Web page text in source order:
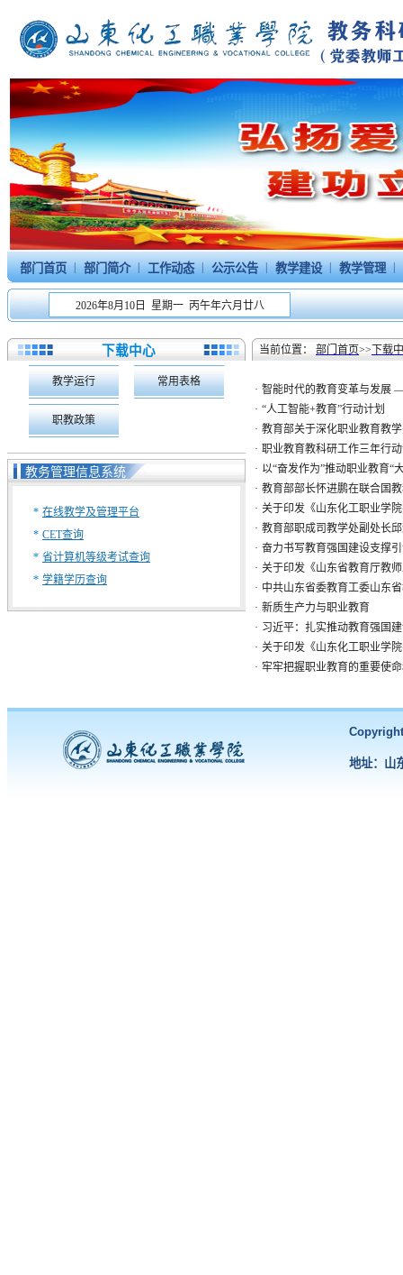
部门首页 | 部门简介 | 工作动态 | 公示公告 | 教学建设 | 教学管理 |
2026年8月10日 星期一 丙午年六月廿八
下载中心
教学运行 常用表格
职教政策
教务管理信息系统
* 在线教学及管理平台
* CET查询
* 省计算机等级考试查询
* 学籍学历查询
当前位置： 部门首页>> 下载
· 智能时代的教育变革与发展
· “人工智能+教育”行动计划
· 教育部关于深化职业教育教
· 职业教育教科研工作三年行
· 以“奋发作为”推动职业教育“
· 教育部部长怀进鹏在联合国
· 关于印发《山东化工职业学
· 教育部职成司教学处副处长
· 奋力书写教育强国建设支撑
· 关于印发《山东省教育厅教
· 中共山东省委教育工委山东
· 新质生产力与职业教育
· 习近平：扎实推动教育强国
· 关于印发《山东化工职业学
· 牢牢把握职业教育的重要使
Copyright
地址：山